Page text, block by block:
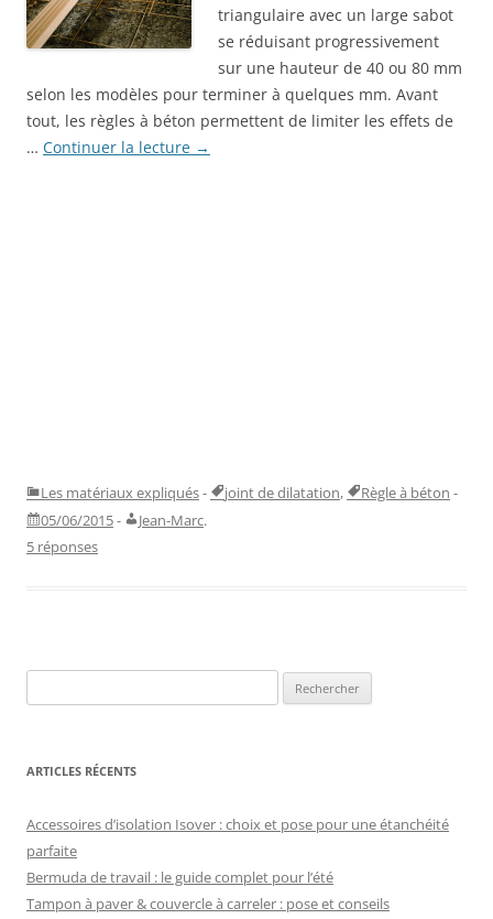
triangulaire avec un large sabot
se réduisant progressivement
sur une hauteur de 40 ou 80 mm
selon les modèles pour terminer à quelques mm. Avant
tout, les règles à béton permettent de limiter les effets de
… Continuer la lecture →
Les matériaux expliqués- joint de dilatation, Règle à béton -
05/06/2015- Jean-Marc.
5 réponses
ARTICLES RÉCENTS
Accessoires d’isolation Isover : choix et pose pour une étanchéité
parfaite
Bermuda de travail : le guide complet pour l’été
Tampon à paver & couvercle à carreler : pose et conseils